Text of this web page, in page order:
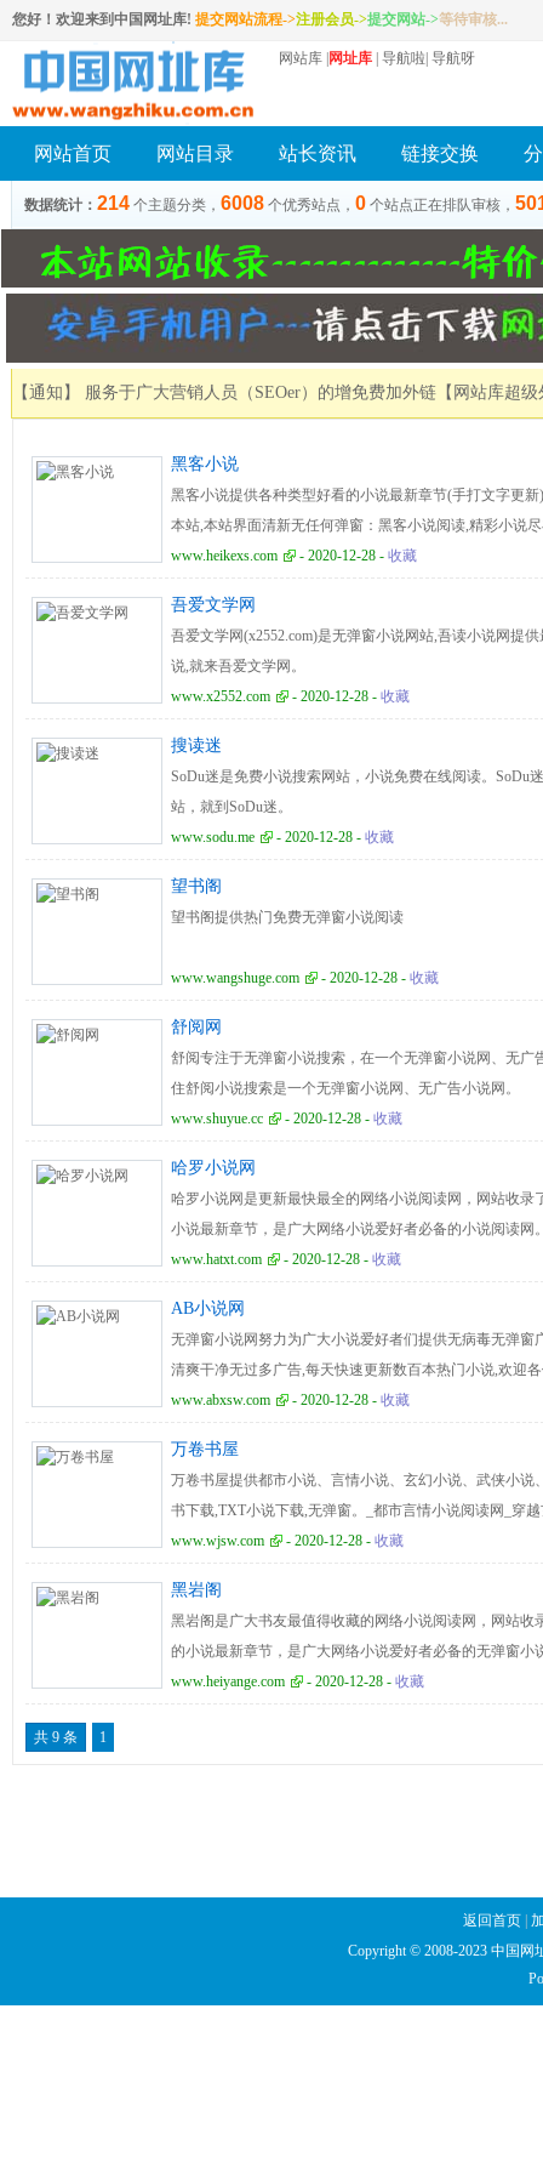
您好！欢迎来到中国网址库! 提交网站流程->注册会员->提交网站->等待审核...
网站库 网址库 导航啦 导航呀
网站首页 网站目录 站长资讯 链接交换
数据统计： 214 个主题分类， 6008 个优秀站点， 0 个站点正在排队审核，
【通知】 服务于广大营销人员（SEOer）的增免费加外链 【网站库超
黑客小说
黑客小说提供各种类型好看的小说最新章节(手打文字更
本站,本站界面清新无任何弹窗：黑客小说阅读,精彩小说
www.heikexs.com
- 2020-12-28 - 收藏
吾爱文学网
吾爱文学网(x2552.com)是无弹窗小说网站,吾读小说网提
说,就来吾爱文学网。
www.x2552.com
- 2020-12-28 - 收藏
搜读迷
SoDu迷是免费小说搜索网站，小说免费在线阅读。SoDu
站，就到SoDu迷。
www.sodu.me
- 2020-12-28 - 收藏
望书阁
望书阁提供热门免费无弹窗小说阅读
www.wangshuge.com - 2020-12-28 - 收藏
舒阅网
舒阅专注于无弹窗小说搜索，在一个无弹窗小说网、无
住舒阅小说搜索是一个无弹窗小说网、无广告小说网。
www.shuyue.cc
- 2020-12-28 - 收藏
哈罗小说网
哈罗小说网是更新最快最全的网络小说阅读网，网站收
小说最新章节，是广大网络小说爱好者必备的小说阅读网
www.hatxt.com
- 2020-12-28 - 收藏
AB小说网
无弹窗小说网努力为广大小说爱好者们提供无病毒无弹
清爽干净无过多广告,每天快速更新数百本热门小说,欢迎
说网大家庭，享受更多藏书架功能,一起品味看书的快乐！
www.abxsw.com - 2020-12-28 - 收藏
万卷书屋
万卷书屋提供都市小说、言情小说、玄幻小说、武侠小
书下载,TXT小说下载,无弹窗。_都市言情小说阅读网_穿
www.wjsw.com
- 2020-12-28 - 收藏
黑岩阁
黑岩阁是广大书友最值得收藏的网络小说阅读网，网站
的小说最新章节，是广大网络小说爱好者必备的无弹窗小
www.heiyange.com
- 2020-12-28 - 收藏
共 9 条 1
返回首页
Copyright © 2008-2023 中国网